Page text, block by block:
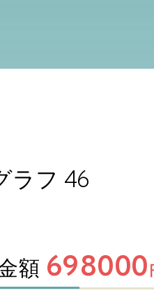
ラフ 46
額 698000